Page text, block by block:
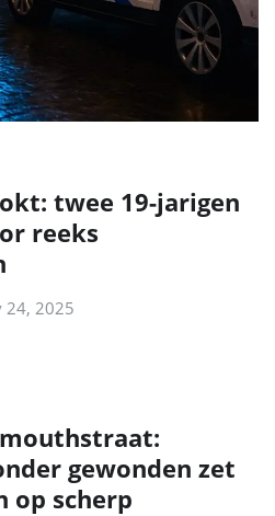
twee 19-jarigen
reeks
24, 2025
gewonden zet
op scherp